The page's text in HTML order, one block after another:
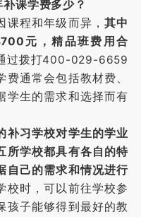
课学费多少？
程和年级而异，其中
元，精品班费用合
过拨打400-029-6659
通常会包括教材费、
学生的需求和选择而有
补习学校对学生的学业
所学校都具有各自的特
自己的需求和情况进行
校时，可以前往学校参
孩子能够得到最好的教